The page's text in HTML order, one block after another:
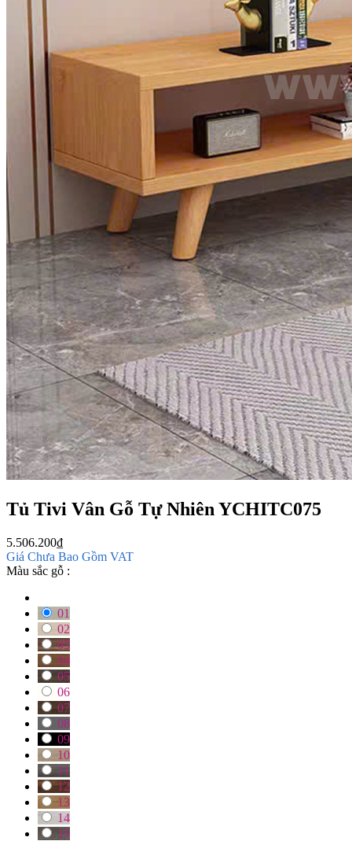
Tủ Tivi Vân Gỗ Tự Nhiên YCHITC075
5.506.200₫
Giá Chưa Bao Gồm VAT
Màu sắc gỗ :
01
02
03
04
05
06
07
08
09
10
11
12
13
14
15